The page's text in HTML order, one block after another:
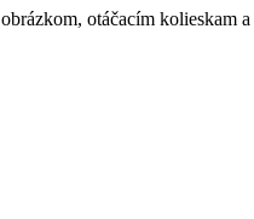
otáčacím kolieskam